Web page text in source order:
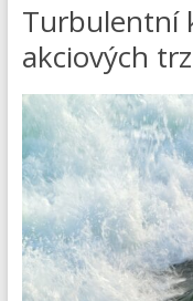
Turbulentní
akciových